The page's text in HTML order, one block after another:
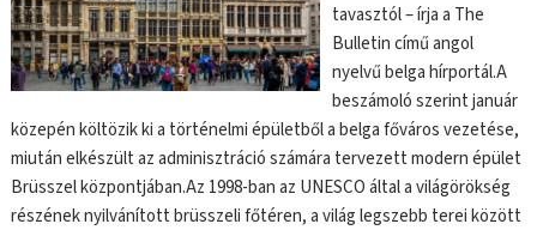
tavasztól – írja a The
Bulletin című angol
nyelvű belga hírportál.A
beszámoló szerint január
közepén költözik ki a történelmi épületből a belga főváros vezetése,
miután elkészült az adminisztráció számára tervezett modern épület
Brüsszel központjában.Az 1998-ban az UNESCO által a világörökség
részének nyilvánított brüsszeli főtéren, a világ legszebb terei között